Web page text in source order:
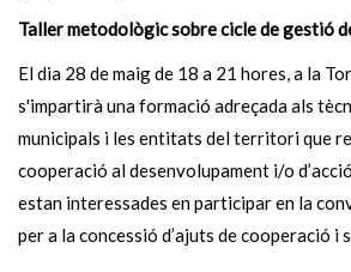
Taller metodològic sobre cicle de gestió
El dia 28 de maig de 18 a 21 hores, a la
s'impartirà una formació adreçada als
municipals i les entitats del territori que
cooperació al desenvolupament i/o
estan interessades en participar en la
per a la concessió d’ajuts de cooperació i